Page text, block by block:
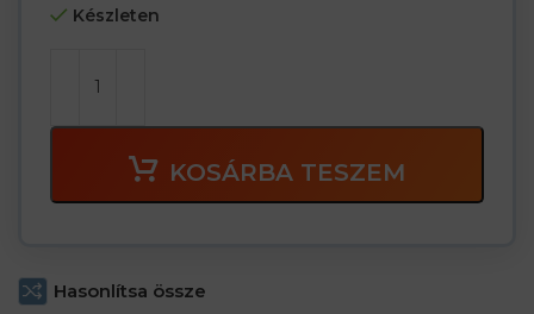
Készleten
KOSÁRBA TESZEM
Hasonlítsa össze